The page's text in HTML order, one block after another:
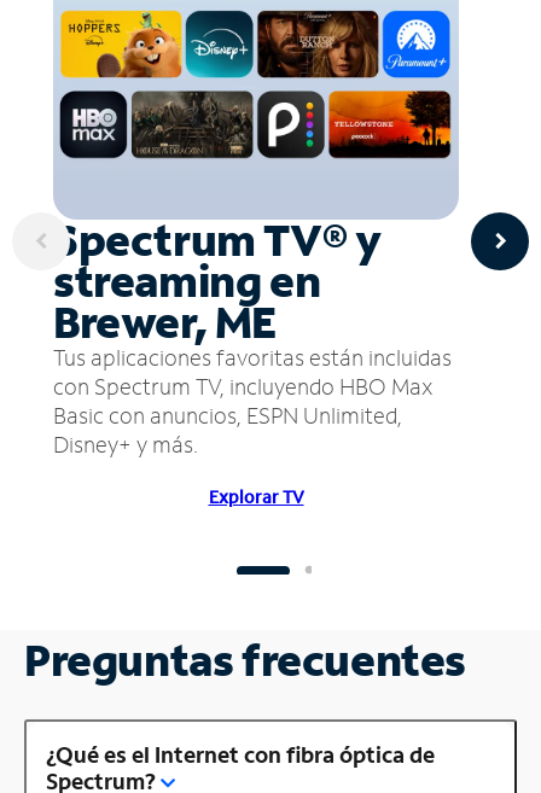
Spectrum TV® y
streaming en
Brewer, ME
Tus aplicaciones favoritas están incluidas
con Spectrum TV, incluyendo HBO Max
Basic con anuncios, ESPN Unlimited,
Disney+ y más.
Explorar TV
Preguntas frecuentes
¿Qué es el Internet con fibra óptica de
Spectrum?